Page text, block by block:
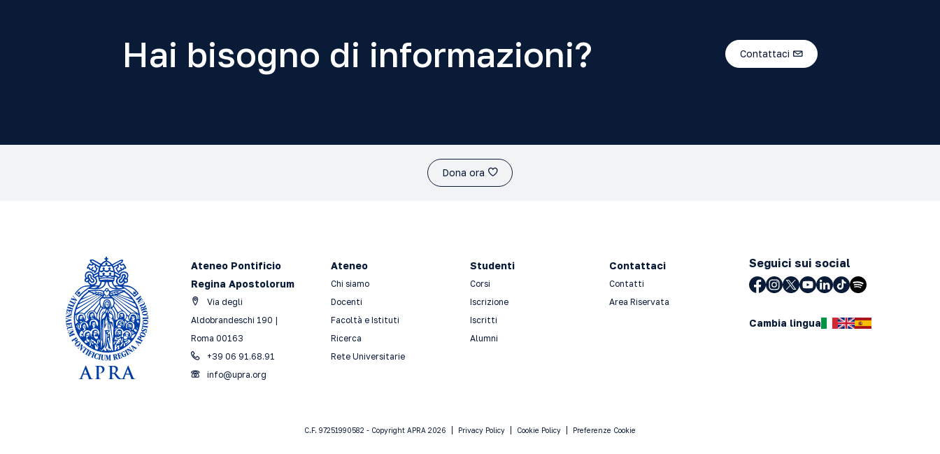
Hai bisogno di informazioni? Contattaci
Dona ora
Ateneo Pontificio
Regina Apostolorum
Via degli
Aldobrandeschi 190 |
Roma 00163
+39 06 91.68.91
info@upra.org
Ateneo
Chi siamo
Docenti
Facoltà e Istituti
Ricerca
Rete Universitarie
Studenti
Corsi
Iscrizione
Iscritti
Alumni
Contattaci
Contatti
Area Riservata
Seguici sui social
Cambia lingua
C.F. 97251990582 - Copyright APRA 2026 Privacy Policy Cookie Policy Preferenze Cookie